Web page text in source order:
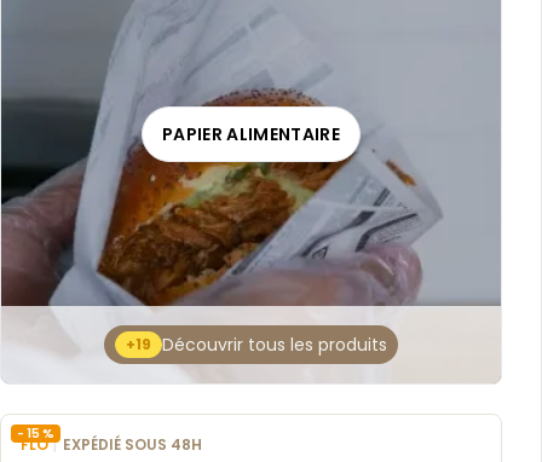
PAPIER ALIMENTAIRE
+19 Découvrir tous les produits
- 15 %
FLO| EXPÉDIÉ SOUS 48H